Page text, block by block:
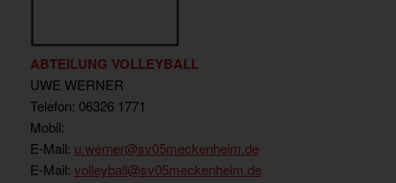
ABTEILUNG VOLLEYBALL
UWE WERNER
Telefon: 06326 1771
Mobil:
E-Mail: u.werner@sv05meckenheim.de
E-Mail: volleyball@sv05meckenheim.de